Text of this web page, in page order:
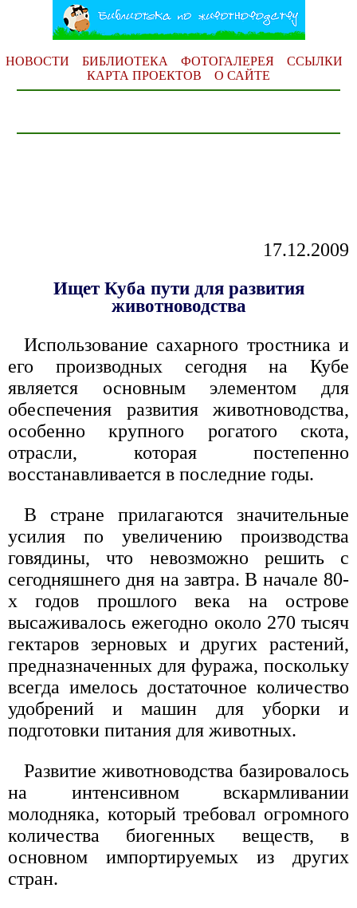
НОВОСТИ БИБЛИОТЕКА ФОТОГАЛЕРЕЯ
ССЫЛКИ
КАРТА ПРОЕКТОВ
О САЙТЕ
17.12.2009
Ищет Куба пути для развития
животноводства
Использование сахарного тростника и
его производных сегодня на Кубе
является основным элементом для
обеспечения развития животноводства,
особенно крупного рогатого скота,
отрасли, которая постепенно
восстанавливается в последние годы.
В стране прилагаются значительные
усилия по увеличению производства
говядины, что невозможно решить с
сегодняшнего дня на завтра. В начале 80-
х годов прошлого века на острове
высаживалось ежегодно около 270 тысяч
гектаров зерновых и других растений,
предназначенных для фуража, поскольку
всегда имелось достаточное количество
удобрений и машин для уборки и
подготовки питания для животных.
Развитие животноводства базировалось
на интенсивном вскармливании
молодняка, который требовал огромного
количества биогенных веществ, в
основном импортируемых из других
стран.